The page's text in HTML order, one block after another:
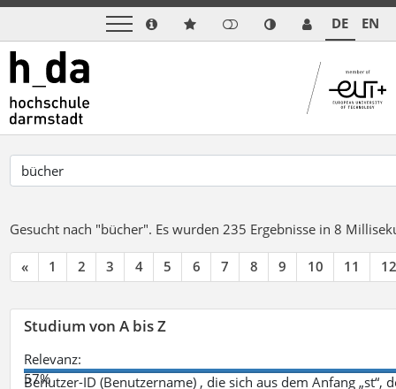
DE EN
Gesucht nach "bücher". Es wurden 235 Ergebnisse in 8
« 1 2 3 4 5 6 7 8 9 10 11 12
Studium von A bis Z
Relevanz:
57%
Benutzer-ID (Benutzername) , die sich aus dem Anfang „st“,